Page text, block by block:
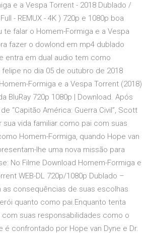
e a Vespa Torrent - 2018 Dublado /
- REMUX - 4K ) 720p e 1080p boa
te falar o Homem-Formiga e a Vespa
fazer o dowlond em mp4 dublado
entra em dual audio tem como
no dia 05 de outubro de 2018
Formiga e a Vespa Torrent (2018)
BluRay 720p 1080p | Download. Após
“Capitão América: Guerra Civil”, Scott
sua vida familiar como pai com suas
Homem-Formiga, quando Hope van
lhe uma nova missão para
No Filme Download Homem-Formiga e
WEB-DL 720p/1080p Dublado –
as consequências de suas escolhas
quanto como pai.Enquanto tenta
com suas responsabilidades como o
é confrontado por Hope van Dyne e Dr.